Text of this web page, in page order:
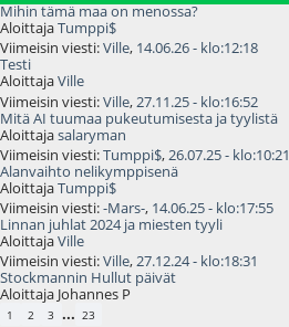
Mihin tämä maa on menossa?
AloittajaTumppi$
Viimeisin viesti:Ville, 14.06.26 - klo:12:18
Testi
AloittajaVille
Viimeisin viesti:Ville, 27.11.25 - klo:16:52
Mitä AI tuumaa pukeutumisesta ja tyylistä
Aloittajasalaryman
Viimeisin viesti:Tumppi$,26.07.25 - klo:10:21
Alanvaihto nelikymppisenä
AloittajaTumppi$
Viimeisin viesti:-Mars-, 14.06.25 - klo:17:55
Linnan juhlat 2024 ja miesten tyyli
AloittajaVille
Viimeisin viesti:Ville,27.12.24 - klo:18:31
Stockmannin Hullut päivät
Aloittaja Johannes P
1 2 3 ... 23